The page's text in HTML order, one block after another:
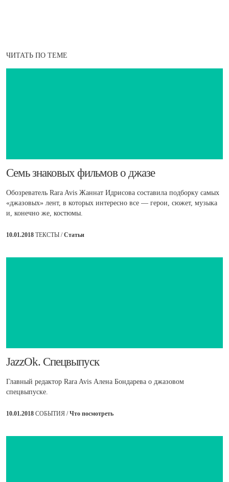
ЧИТАТЬ ПО ТЕМЕ
​Семь знаковых фильмов о джазе
Обозреватель Rara Avis Жаннат Идрисова составила подборку самых
«джазовых» лент, в которых интересно все — герои, сюжет, музыка
и, конечно же, костюмы.
10.01.2018 ТЕКСТЫ /Статьи
​JazzOk. Спецвыпуск
Главный редактор Rara Avis Алена Бондарева о джазовом
спецвыпуске.
10.01.2018 СОБЫТИЯ /Что посмотреть